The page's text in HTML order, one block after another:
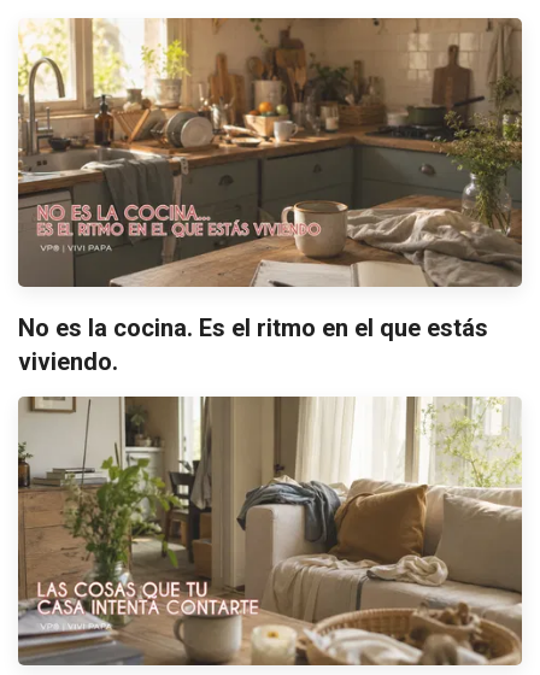
No es la cocina. Es el ritmo en el que estás
viviendo.